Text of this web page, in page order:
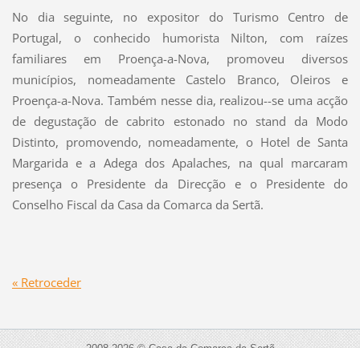
No dia seguinte, no expositor do Turismo Centro de
Portugal, o conhecido humorista Nilton, com raízes
familiares em Proença-a-Nova, promoveu diversos
municípios, nomeadamente Castelo Branco, Oleiros e
Proença-a-Nova. Também nesse dia, realizou--se uma acção
de degustação de cabrito estonado no stand da Modo
Distinto, promovendo, nomeadamente, o Hotel de Santa
Margarida e a Adega dos Apalaches, na qual marcaram
presença o Presidente da Direcção e o Presidente do
Conselho Fiscal da Casa da Comarca da Sertã.
« Retroceder